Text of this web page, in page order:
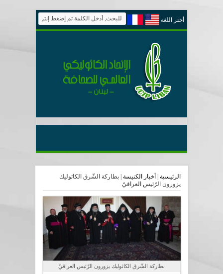
أختر اللغة
الرئيسية أخبار الكنيسة |بطاركة الشّرق الكاثوليك
يزورون الرّئيس العراقيّ
بطاركة الشّرق الكاثوليك يزورون الرّئيس العراقيّ